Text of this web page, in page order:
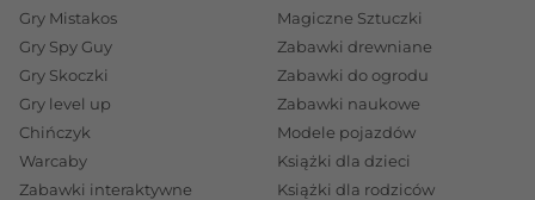
Gry Mistakos
Gry Spy Guy
Gry Skoczki
Gry level up
Chińczyk
Warcaby
Zabawki interaktywne
Magiczne Sztuczki
Zabawki drewniane
Zabawki do ogrodu
Zabawki naukowe
Modele pojazdów
Książki dla dzieci
Książki dla rodziców